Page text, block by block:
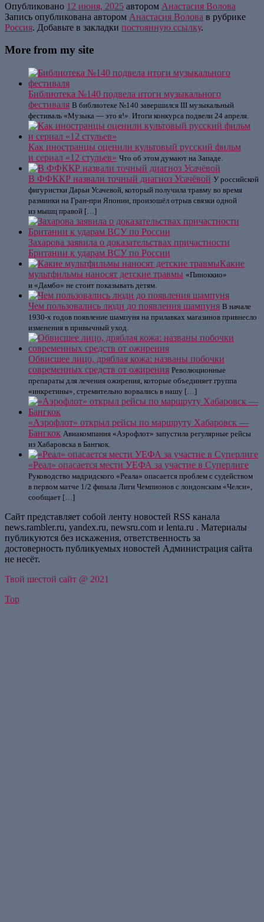
Опубликовано 12 июня, 2025 автором Анастасия Волова
Запись опубликована автором Анастасия Волова в рубрике
Россия. Добавьте в закладки постоянную ссылку.
More from my site
Библиотека №140 подвела итоги музыкального
фестиваля В библиотеке №140 завершился III музыкальный
фестиваль «Музыка — это я!». Итоги конкурса подвели 24 апреля.
Как иностранцы оценили культовый русский фильм
и сериал «12 стульев» Что об этом думают на Западе.
В ФФККР назвали точный диагноз Усачёвой У российской
фигуристки Дарьи Усачевой, который получила травму во время
разминки на Гран-при Японии, произошёл отрыв связки одной
из мышц правой […]
Захарова заявила о доказательствах причастности
Британии к ударам ВСУ по России
Какие
мультфильмы наносят детские травмы «Пиноккио»
и «Дамбо» не стоит показывать детям.
Чем пользовались люди до появления шампуня В начале
1930-х годов появление шампуня на прилавках магазинов привнесло
изменения в привычный уход.
Обвисшее лицо, дряблая кожа: названы побочки
современных средств от ожирения Революционные
препараты для лечения ожирения, которые объединяет группа
«инкретины», стремительно ворвались в нашу […]
«Аэрофлот» открыл рейсы по маршруту Хабаровск —
Бангкок Авиакомпания «Аэрофлот» запустила регулярные рейсы
из Хабаровска в Бангкок.
«Реал» опасается мести УЕФА за участие в Суперлиге
Руководство мадридского «Реала» опасается проблем с судейством
в первом матче 1/2 финала Лиги Чемпионов с лондонским «Челси»,
сообщает […]
Сайт представляет собой ленту новостей RSS канала
news.rambler.ru, yandex.ru, newsru.com и lenta.ru . Материалы
публикуются без искажения, ответственность за
достоверность публикуемых новостей Администрация сайта
не несёт.
Твой шестой сайт @ 2021
Top